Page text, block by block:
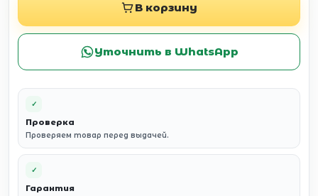
В корзину
Уточнить в WhatsApp
✓
Проверка
Проверяем товар перед выдачей.
✓
Гарантия